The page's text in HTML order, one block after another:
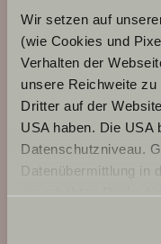
Wir setzen auf
(wie Cookies und
Verhalten der
unsere Reichweite
Dritter auf der
USA haben. Die USA
Datenschutzniveau.
Datenübermittlung in
ein erhöhtes Risiko
zustehen.